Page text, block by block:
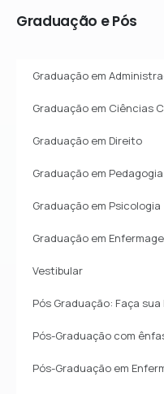
Graduação ePós
Graduação em
Graduação em Ciências
Graduação em Direito
Graduação em Pedagogia
Graduação em Psicologia
Graduação em
Vestibular
Pós Graduação: Faça
Pós-Graduação com
Pós-Graduação em